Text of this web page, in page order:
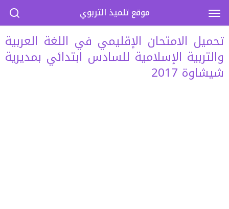
تحميل الامتحان الإقليمي في اللغة العربية
والتربية الإسلامية للسادس ابتدائي بمديرية
شيشاوة 2017
موقع تلميذ التربوي